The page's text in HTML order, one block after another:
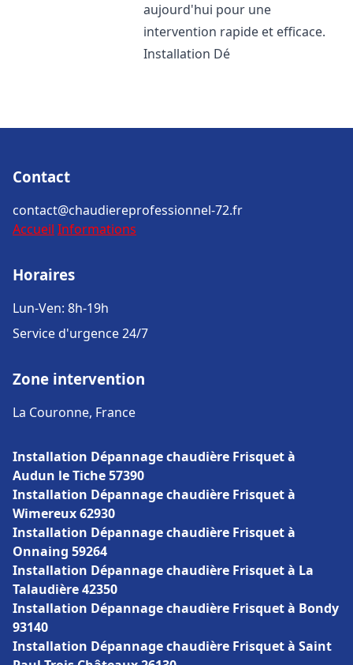
aujourd'hui pour une
intervention rapide et efficace.
Installation Dé
Contact
contact@chaudiereprofessionnel-72.fr
Accueil Informations
Horaires
Lun-Ven: 8h-19h
Service d'urgence 24/7
Zone intervention
La Couronne, France
Installation Dépannage chaudière Frisquet à
Audun le Tiche 57390
Installation Dépannage chaudière Frisquet à
Wimereux 62930
Installation Dépannage chaudière Frisquet à
Onnaing 59264
Installation Dépannage chaudière Frisquet à La
Talaudière 42350
Installation Dépannage chaudière Frisquet à Bondy
93140
Installation Dépannage chaudière Frisquet à Saint